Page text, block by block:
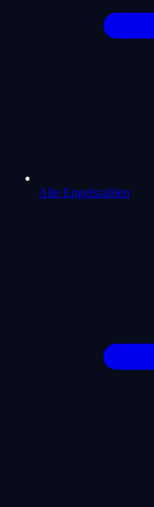
Alle Engelszahlen